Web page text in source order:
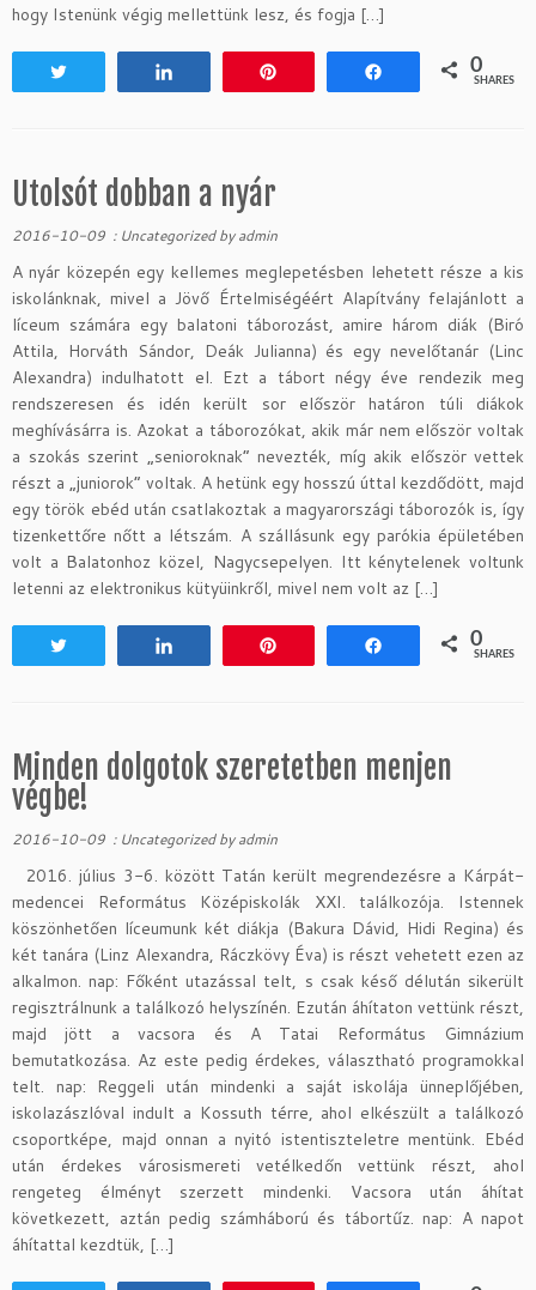
hogy Istenünk végig mellettünk lesz, és fogja […]
0
SHARES
Utolsót dobban a nyár
2016-10-09 : Uncategorizedbyadmin
A nyár közepén egy kellemes meglepetésben lehetett része a kis
iskolánknak, mivel a Jövő Értelmiségéért Alapítvány felajánlott a
líceum számára egy balatoni táborozást, amire három diák (Biró
Attila, Horváth Sándor, Deák Julianna) és egy nevelőtanár (Linc
Alexandra) indulhatott el. Ezt a tábort négy éve rendezik meg
rendszeresen és idén került sor először határon túli diákok
meghívásárra is. Azokat a táborozókat, akik már nem először voltak
a szokás szerint „senioroknak” nevezték, míg akik először vettek
részt a „juniorok” voltak. A hetünk egy hosszú úttal kezdődött, majd
egy török ebéd után csatlakoztak a magyarországi táborozók is, így
tizenkettőre nőtt a létszám. A szállásunk egy parókia épületében
volt a Balatonhoz közel, Nagycsepelyen. Itt kénytelenek voltunk
letenni az elektronikus kütyüinkről, mivel nem volt az […]
0
SHARES
Minden dolgotok szeretetben menjen
végbe!
2016-10-09 : Uncategorizedbyadmin
2016. július 3-6. között Tatán került megrendezésre a Kárpát-
medencei Református Középiskolák XXI. találkozója. Istennek
köszönhetően líceumunk két diákja (Bakura Dávid, Hidi Regina) és
két tanára (Linz Alexandra, Ráczkövy Éva) is részt vehetett ezen az
alkalmon. nap: Főként utazással telt, s csak késő délután sikerült
regisztrálnunk a találkozó helyszínén. Ezután áhítaton vettünk részt,
majd jött a vacsora és A Tatai Református Gimnázium
bemutatkozása. Az este pedig érdekes, választható programokkal
telt. nap: Reggeli után mindenki a saját iskolája ünneplőjében,
iskolazászlóval indult a Kossuth térre, ahol elkészült a találkozó
csoportképe, majd onnan a nyitó istentiszteletre mentünk. Ebéd
után érdekes városismereti vetélkedőn vettünk részt, ahol
rengeteg élményt szerzett mindenki. Vacsora után áhítat
következett, aztán pedig számháború és tábortűz. nap: A napot
áhítattal kezdtük, […]